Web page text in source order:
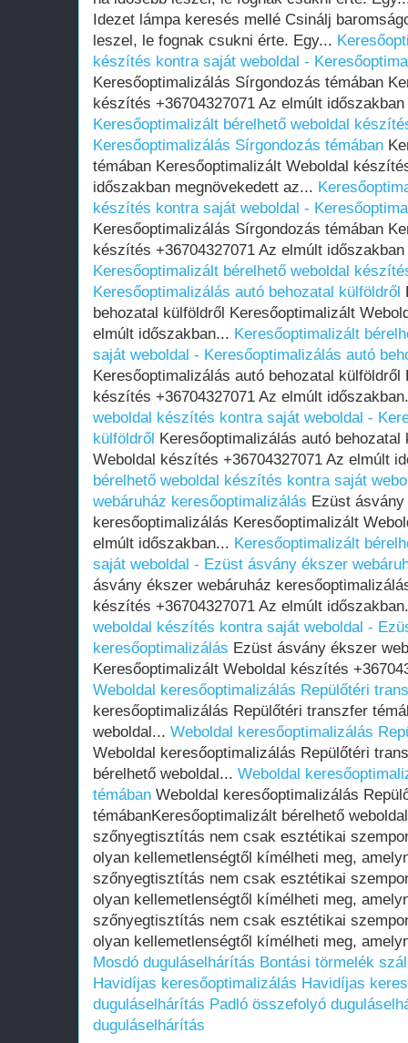
Idezet lámpa keresés mellé Csinálj
leszel, le fognak csukni érte. Egy...
készítés kontra saját weboldal -
Keresőoptimalizálás Sírgondozás témában
készítés +36704327071 Az elmúlt
Keresőoptimalizált bérelhető weboldal
Keresőoptimalizálás Sírgondozás témában
témában Keresőoptimalizált Weboldal
időszakban megnövekedett az...
készítés kontra saját weboldal -
Keresőoptimalizálás Sírgondozás témában
készítés +36704327071 Az elmúlt
Keresőoptimalizált bérelhető weboldal
Keresőoptimalizálás autó behozatal külföldről
behozatal külföldről Keresőoptimalizált
elmúlt időszakban... Keresőoptimalizált
saját weboldal - Keresőoptimalizálás autó
Keresőoptimalizálás autó behozatal
készítés +36704327071 Az elmúlt
weboldal készítés kontra saját weboldal -
külföldről Keresőoptimalizálás autó
Weboldal készítés +36704327071 Az elmúlt
bérelhető weboldal készítés kontra saját
webáruház keresőoptimalizálás Ezüst
keresőoptimalizálás Keresőoptimalizált
elmúlt időszakban... Keresőoptimalizált
saját weboldal - Ezüst ásvány ékszer
ásvány ékszer webáruház
készítés +36704327071 Az elmúlt
weboldal készítés kontra saját weboldal -
keresőoptimalizálás Ezüst ásvány ékszer
Keresőoptimalizált Weboldal készítés
Weboldal keresőoptimalizálás Repülőtéri
keresőoptimalizálás Repülőtéri transzfer
weboldal... Weboldal keresőoptimalizálás
Weboldal keresőoptimalizálás Repülőtéri
bérelhető weboldal... Weboldal
témában Weboldal keresőoptimalizálás
témábanKeresőoptimalizált bérelhető
szőnyegtisztítás nem csak esztétikai
olyan kellemetlenségtől kímélheti meg,
szőnyegtisztítás nem csak esztétikai
olyan kellemetlenségtől kímélheti meg,
szőnyegtisztítás nem csak esztétikai
olyan kellemetlenségtől kímélheti meg,
Mosdó duguláselhárítás Bontási törmelék
Havidíjas keresőoptimalizálás Havidíjas
duguláselhárítás Padló összefolyó
duguláselhárítás